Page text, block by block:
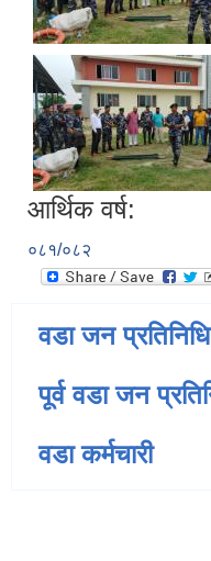
आर्थिक वर्ष:
०८१/०८२
वडा जन प्रतिनिधि
पूर्व वडा जन
वडा कर्मचारी